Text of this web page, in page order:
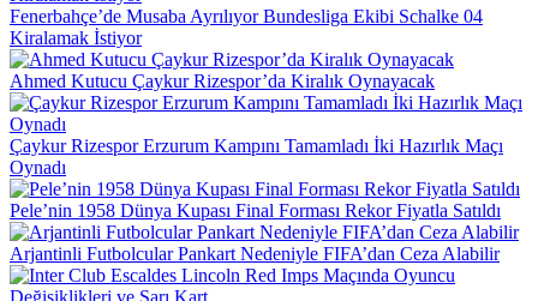
Fenerbahçe’de Musaba Ayrılıyor Bundesliga Ekibi Schalke 04
Kiralamak İstiyor
Ahmed Kutucu Çaykur Rizespor’da Kiralık Oynayacak
Çaykur Rizespor Erzurum Kampını Tamamladı İki Hazırlık Maçı
Oynadı
Pele’nin 1958 Dünya Kupası Final Forması Rekor Fiyatla Satıldı
Arjantinli Futbolcular Pankart Nedeniyle FIFA’dan Ceza Alabilir